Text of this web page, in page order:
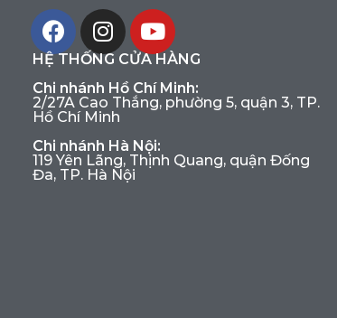
HỆ THỐNG CỬA HÀNG
Chi nhánh Hồ Chí Minh:
2/27A Cao Thắng, phường 5, quận 3, TP.
Hồ Chí Minh
Chi nhánh Hà Nội:
119 Yên Lãng, Thịnh Quang, quận Đống
Đa, TP. Hà Nội